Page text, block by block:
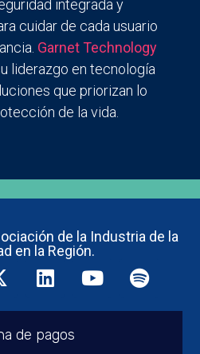
integrada y
cuidar de cada usuario
Garnet Technology
liderazgo en tecnología
que priorizan lo
de la vida.
de la Industria de la
en la Región.
de pagos